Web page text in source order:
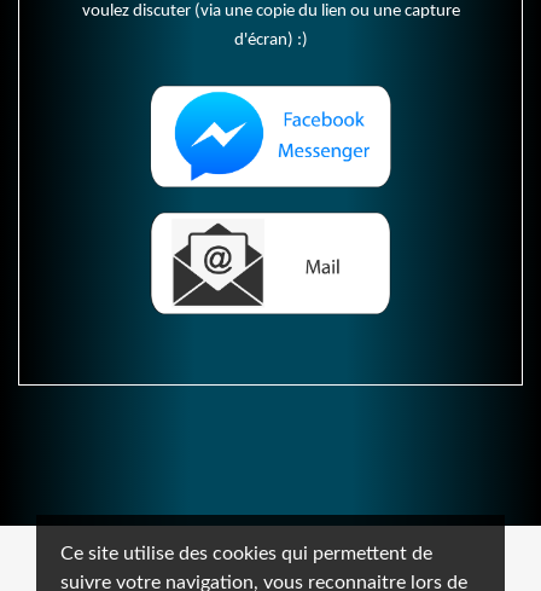
Ce site utilise des cookies qui permettent de
suivre votre navigation, vous reconnaitre lors de
voulez discuter (via une copie du lien ou une capture
d'écran) :)